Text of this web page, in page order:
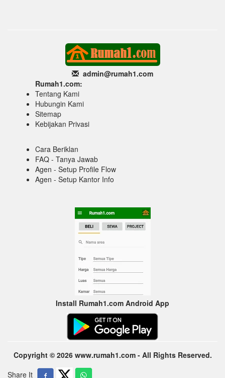
admin@rumah1.com
Rumah1.com:
Tentang Kami
Hubungin Kami
Sitemap
Kebijakan Privasi
Cara Beriklan
FAQ - Tanya Jawab
Agen - Setup Profile Flow
Agen - Setup Kantor Info
Install Rumah1.com Android App
Copyright © 2026 www.rumah1.com - All Rights Reserved.
Share It